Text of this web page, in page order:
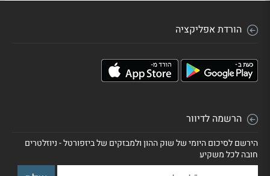
הורדת אפליקציה
הרשמה לדיוור
הירשם לסיכום היומי של שוק ההון ולמבזקים של ביזפורטל - ניוזלטרים
חובה לכל משקיע